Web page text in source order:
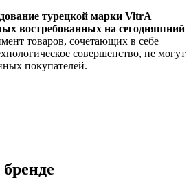
турецкой марки VitrA
востребованных на сегодняшний
товаров, сочетающих в себе
совершенство, не могут
покупателей.